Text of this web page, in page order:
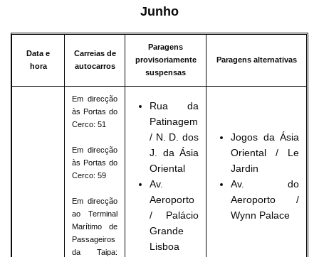
Junho
Data e
hora
Carreias de
autocarros
Paragens
provisoriamente
suspensas
Paragens alternativas
Em direcção
às Portas do
Cerco: 51
Em direcção
às Portas do
Cerco: 59
Em direcção
ao Terminal
Marítimo de
Passageiros
da Taipa:
Rua da
Patinagem
/ N. D. dos
J. da Ásia
Oriental
Av.
Aeroporto
/ Palácio
Grande
Lisboa
Jogos da Ásia
Oriental / Le
Jardin
Av. do
Aeroporto /
Wynn Palace